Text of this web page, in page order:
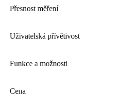
Přesnost měření
Uživatelská přívětivost
Funkce a možnosti
Cena